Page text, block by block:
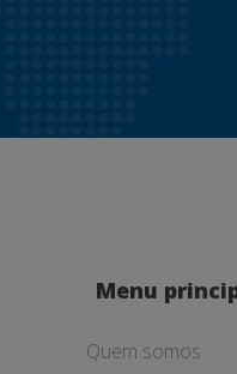
Menu
Quem somos